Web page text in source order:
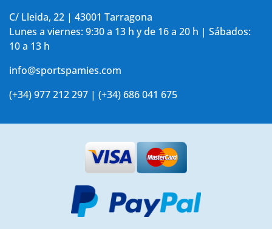
C/ Lleida, 22 | 43001 Tarragona
Lunes a viernes: 9:30 a 13 h y de 16 a 20 h | Sábados:
10 a 13 h
info@sportspamies.com
(+34) 977 212 297 | (+34) 686 041 675